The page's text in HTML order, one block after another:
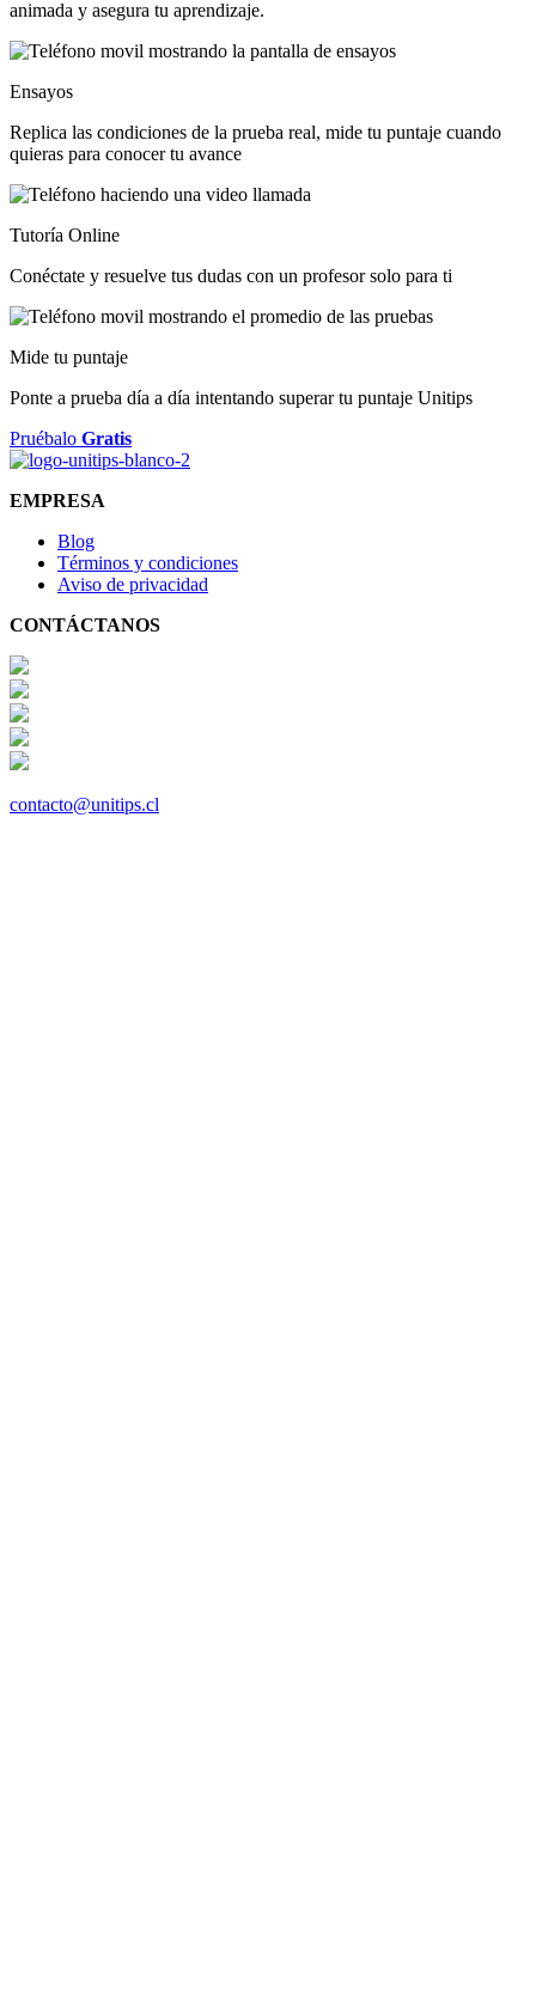
animada y asegura tu aprendizaje.
Ensayos
Replica las condiciones de la prueba real, mide tu puntaje cuando
quieras para conocer tu avance
Tutoría Online
Conéctate y resuelve tus dudas con un profesor solo para ti
Mide tu puntaje
Ponte a prueba día a día intentando superar tu puntaje Unitips
Pruébalo Gratis
EMPRESA
Blog
Términos y condiciones
Aviso de privacidad
CONTÁCTANOS
contacto@unitips.cl